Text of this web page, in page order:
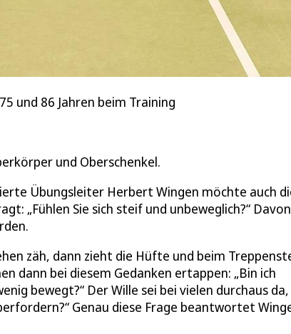
und 86 Jahren beim Training
und Oberschenkel.
Übungsleiter Herbert Wingen möchte auch
„Fühlen Sie sich steif und unbeweglich?“ Davon
zäh, dann zieht die Hüfte und beim
dann bei diesem Gedanken ertappen: „Bin ich
bewegt?“ Der Wille sei bei vielen durchaus
Genau diese Frage beantwortet